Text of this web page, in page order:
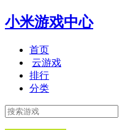
小米游戏中心
首页
云游戏
排行
分类